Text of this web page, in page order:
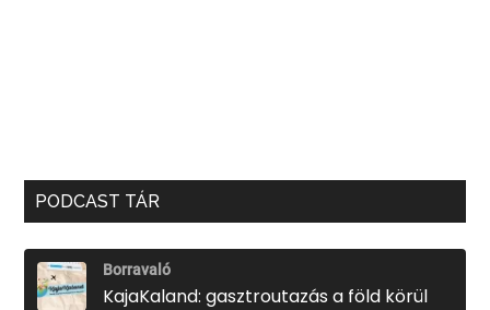
PODCAST TÁR
Borravaló
KajaKaland: gasztroutazás a föld körül